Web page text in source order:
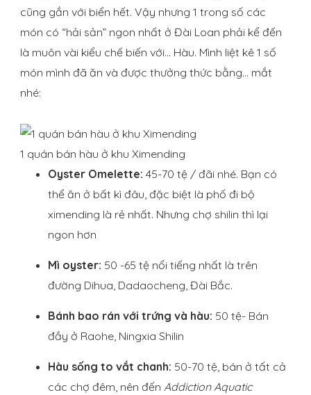
cũng gắn với biển hết. Vậy nhưng 1 trong số các
món có “hải sản” ngon nhất ở Đài Loan phải kể đến
là muôn vài kiểu chế biến với… Hàu. Mình liệt kê 1 số
món mình đã ăn và được thưởng thức bằng… mắt
nhé:
1 quán bán hàu ở khu Ximending
Oyster Omelette: 45-70 tệ / đãi nhé. Bạn có
thể ăn ở bất kì đâu, đặc biệt là phố đi bộ
ximending là rẻ nhất. Nhưng chợ shilin thì lại
ngon hơn
Mì oyster: 50 -65 tệ nổi tiếng nhất là trên
đường Dihua, Dadaocheng, Đài Bắc.
Bánh bao rán với trứng và hàu: 50 tệ- Bán
đầy ở Raohe, Ningxia Shilin
Hàu sống to vắt chanh: 50-70 tệ, bán ở tất cả
các chợ đêm, nên đến Addiction Aquatic